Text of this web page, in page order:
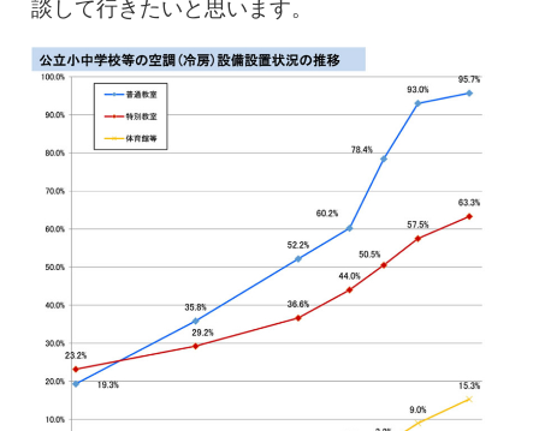
談して行きたいと思います。